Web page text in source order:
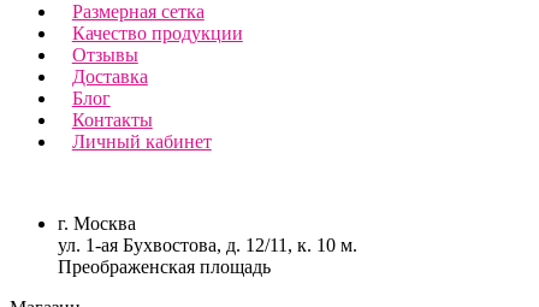
Размерная сетка
Качество продукции
Отзывы
Доставка
Блог
Контакты
Личный кабинет
г. Москва
ул. 1-ая Бухвостова, д. 12/11, к. 10 м.
Преображенская площадь